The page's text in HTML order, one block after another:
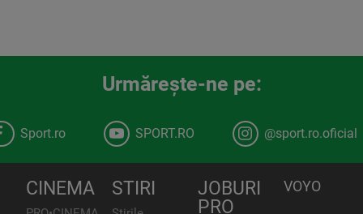
Urmăreşte-ne pe:
Sport.ro SPORT.RO @sport.ro.oficial
CINEMA STIRI
JOBURI
PRO
VOYO